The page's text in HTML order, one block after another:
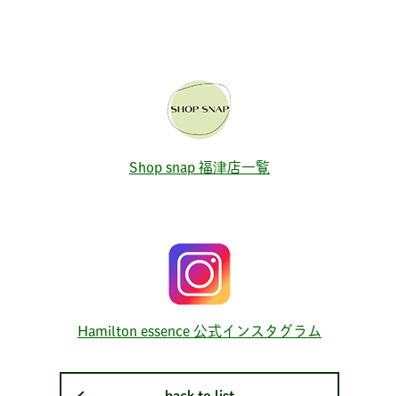
Shop snap 福津店一覧
Hamilton essence 公式インスタグラム